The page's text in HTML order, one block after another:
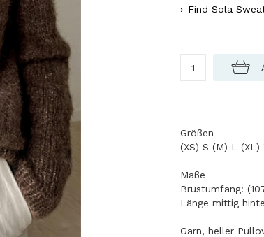
Find Sola
Größen
(XS) S (M) L (XL)
Maße
Brustumfang:
Länge mittig
Garn, heller